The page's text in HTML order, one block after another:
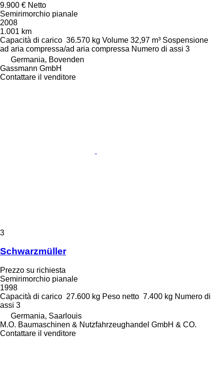
9.900 € Netto
Semirimorchio pianale
2008
1.001 km
Capacità di carico 36.570 kg Volume 32,97 m³ Sospensione
ad aria compressa/ad aria compressa Numero di assi 3
Germania, Bovenden
Gassmann GmbH
Contattare il venditore
3
Schwarzmüller
Prezzo su richiesta
Semirimorchio pianale
1998
Capacità di carico 27.600 kg Peso netto 7.400 kg Numero di
assi 3
Germania, Saarlouis
M.O. Baumaschinen & Nutzfahrzeughandel GmbH & CO.
Contattare il venditore